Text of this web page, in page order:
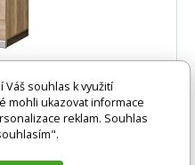
souhlas k využití
mohli ukazovat informace
reklam. Souhlas